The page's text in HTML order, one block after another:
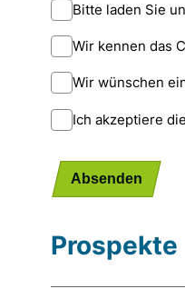
Bitte laden Sie
Wir kennen das
Wir wünschen
Ich akzeptiere die
Absenden
Prospekte